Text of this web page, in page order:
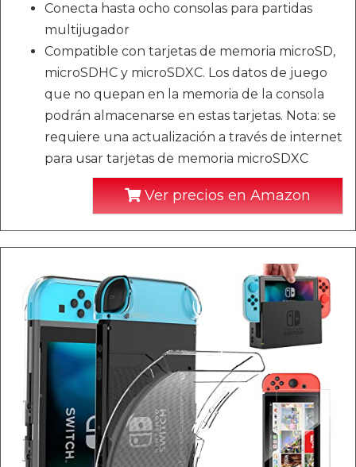
Conecta hasta ocho consolas para partidas
multijugador
Compatible con tarjetas de memoria microSD,
microSDHC y microSDXC. Los datos de juego
que no quepan en la memoria de la consola
podrán almacenarse en estas tarjetas. Nota: se
requiere una actualización a través de internet
para usar tarjetas de memoria microSDXC
Ver precios en Amazon